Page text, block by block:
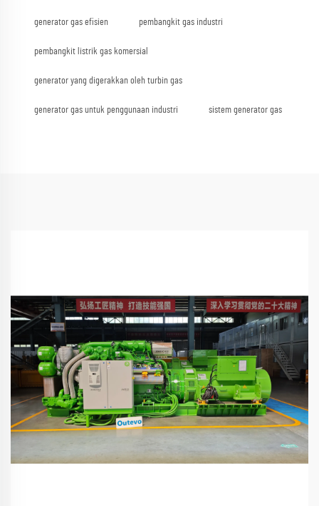
generator gas efisien pembangkit gas industri
pembangkit listrik gas komersial
generator yang digerakkan oleh turbin gas
generator gas untuk penggunaan industri sistem generator gas